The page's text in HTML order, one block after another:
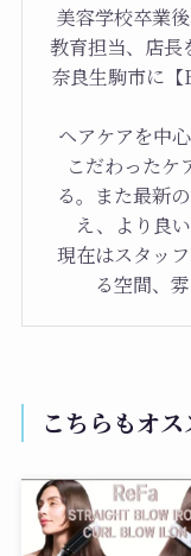
美容学校卒業
教育担当、店長
奈良生駒市に
ヘアケアを中
こだわったケ
る。また最新
え、より良
現在はスタッ
る空間、
こちらもオス